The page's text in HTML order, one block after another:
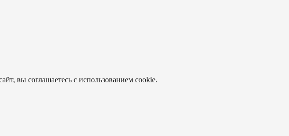
вы соглашаетесь с использованием cookie.